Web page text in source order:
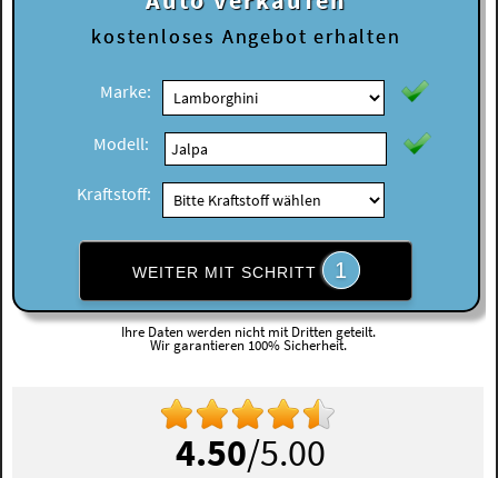
kostenloses Angebot erhalten
Marke:
Modell:
Kraftstoff:
WEITER MIT SCHRITT 1
Ihre Daten werden nicht mit Dritten geteilt.
Wir garantieren 100% Sicherheit.
4.50/5.00